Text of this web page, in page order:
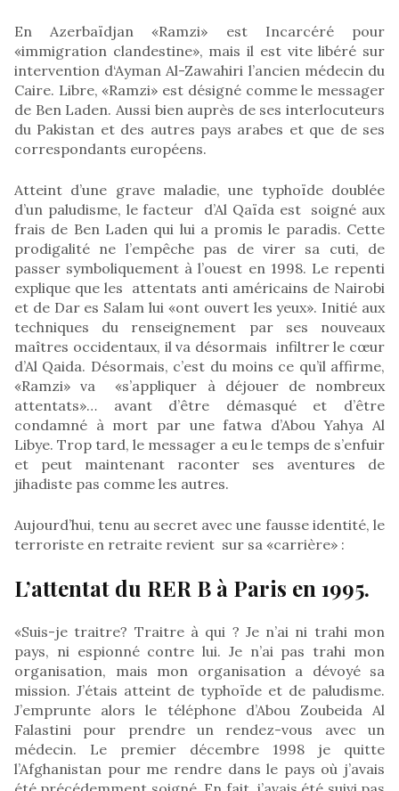
En Azerbaïdjan «Ramzi» est Incarcéré pour
«immigration clandestine», mais il est vite libéré sur
intervention d‘Ayman Al-Zawahiri l’ancien médecin du
Caire. Libre, «Ramzi» est désigné comme le messager
de Ben Laden. Aussi bien auprès de ses interlocuteurs
du Pakistan et des autres pays arabes et que de ses
correspondants européens.
Atteint d’une grave maladie, une typhoïde doublée
d’un paludisme, le facteur d’Al Qaïda est soigné aux
frais de Ben Laden qui lui a promis le paradis. Cette
prodigalité ne l’empêche pas de virer sa cuti, de
passer symboliquement à l’ouest en 1998. Le repenti
explique que les attentats anti américains de Nairobi
et de Dar es Salam lui «ont ouvert les yeux». Initié aux
techniques du renseignement par ses nouveaux
maîtres occidentaux, il va désormais infiltrer le cœur
d’Al Qaida. Désormais, c’est du moins ce qu’il affirme,
«Ramzi» va «s’appliquer à déjouer de nombreux
attentats»… avant d’être démasqué et d’être
condamné à mort par une fatwa d’Abou Yahya Al
Libye. Trop tard, le messager a eu le temps de s’enfuir
et peut maintenant raconter ses aventures de
jihadiste pas comme les autres.
Aujourd’hui, tenu au secret avec une fausse identité, le
terroriste en retraite revient sur sa «carrière» :
L’attentat du RER B à Paris en 1995.
«Suis-je traitre? Traitre à qui ? Je n’ai ni trahi mon
pays, ni espionné contre lui. Je n’ai pas trahi mon
organisation, mais mon organisation a dévoyé sa
mission. J’étais atteint de typhoïde et de paludisme.
J’emprunte alors le téléphone d’Abou Zoubeida Al
Falastini pour prendre un rendez-vous avec un
médecin. Le premier décembre 1998 je quitte
l’Afghanistan pour me rendre dans le pays où j’avais